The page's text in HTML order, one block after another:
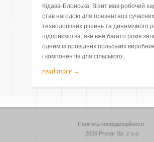
Кідава-Блонська. Візит мав робочий
став нагодою для презентації сучасних
технологічних рішень та динамічного
підприємства, яке вже багато років
одним із провідних польських
і компонентів для сільського..
read more →
Політика конфіденційності
2026 Pronar Sp. z o.o.